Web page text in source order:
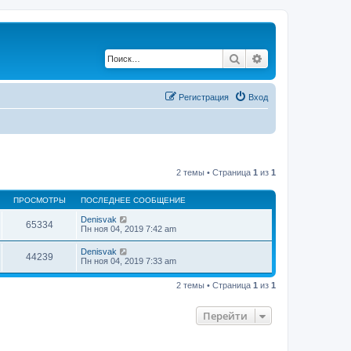
Поиск
Вход
Регистрация
2 темы • Страница 1 из 1
ПРОСМОТРЫ ПОСЛЕДНЕЕ СООБЩЕНИЕ
65334
Denisvak
Пн ноя 04, 2019 7:42 am
44239
Denisvak
Пн ноя 04, 2019 7:33 am
2 темы • Страница 1 из 1
Перейти